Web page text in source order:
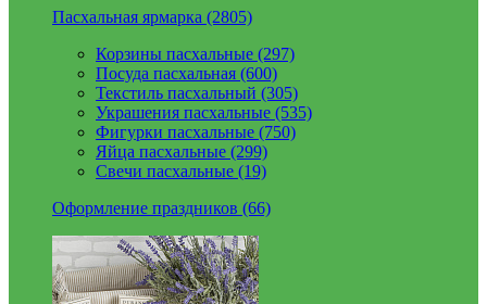
Пасхальная ярмарка (2805)
Корзины пасхальные (297)
Посуда пасхальная (600)
Текстиль пасхальный (305)
Украшения пасхальные (535)
Фигурки пасхальные (750)
Яйца пасхальные (299)
Свечи пасхальные (19)
Оформление праздников (66)